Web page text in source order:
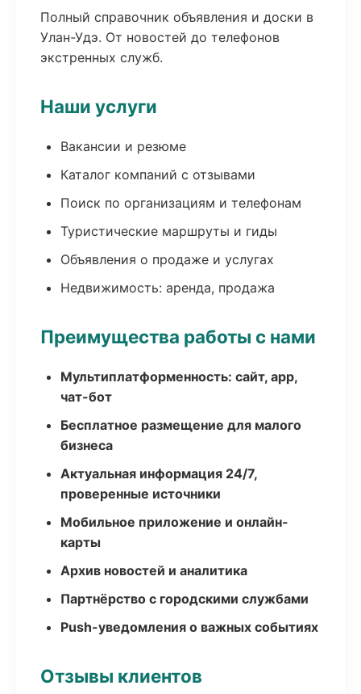
Полный справочник объявления и доски в
Улан-Удэ. От новостей до телефонов
экстренных служб.
Наши услуги
Вакансии и резюме
Каталог компаний с отзывами
Поиск по организациям и телефонам
Туристические маршруты и гиды
Объявления о продаже и услугах
Недвижимость: аренда, продажа
Преимущества работы с нами
Мультиплатформенность: сайт, app,
чат-бот
Бесплатное размещение для малого
бизнеса
Актуальная информация 24/7,
проверенные источники
Мобильное приложение и онлайн-
карты
Архив новостей и аналитика
Партнёрство с городскими службами
Push-уведомления о важных событиях
Отзывы клиентов